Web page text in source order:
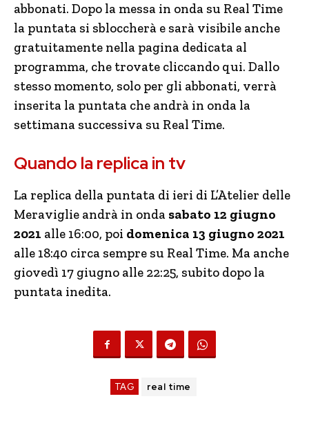
abbonati. Dopo la messa in onda su Real Time
la puntata si sbloccherà e sarà visibile anche
gratuitamente nella pagina dedicata al
programma, che trovate cliccando qui. Dallo
stesso momento, solo per gli abbonati, verrà
inserita la puntata che andrà in onda la
settimana successiva su Real Time.
Quando la replica in tv
La replica della puntata di ieri di L’Atelier delle
Meraviglie andrà in onda sabato 12 giugno
2021 alle 16:00, poi domenica 13 giugno 2021
alle 18:40 circa sempre su Real Time. Ma anche
giovedì 17 giugno alle 22:25, subito dopo la
puntata inedita.
TAG real time